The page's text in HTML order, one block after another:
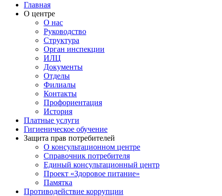
Главная
О центре
О нас
Руководство
Структура
Орган инспекции
ИЛЦ
Документы
Отделы
Филиалы
Контакты
Профориентация
История
Платные услуги
Гигиеническое обучение
Защита прав потребителей
О консультационном центре
Справочник потребителя
Единый консультационный центр
Проект «Здоровое питание»
Памятка
Противодействие коррупции